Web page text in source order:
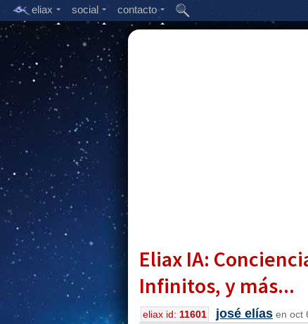
eliax social contacto
Eliax IA:
Infinitos, y más...
eliax id: 11601 josé elías en oct